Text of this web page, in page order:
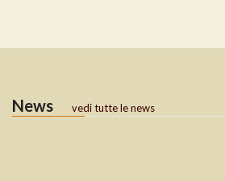
News vedi tutte le news